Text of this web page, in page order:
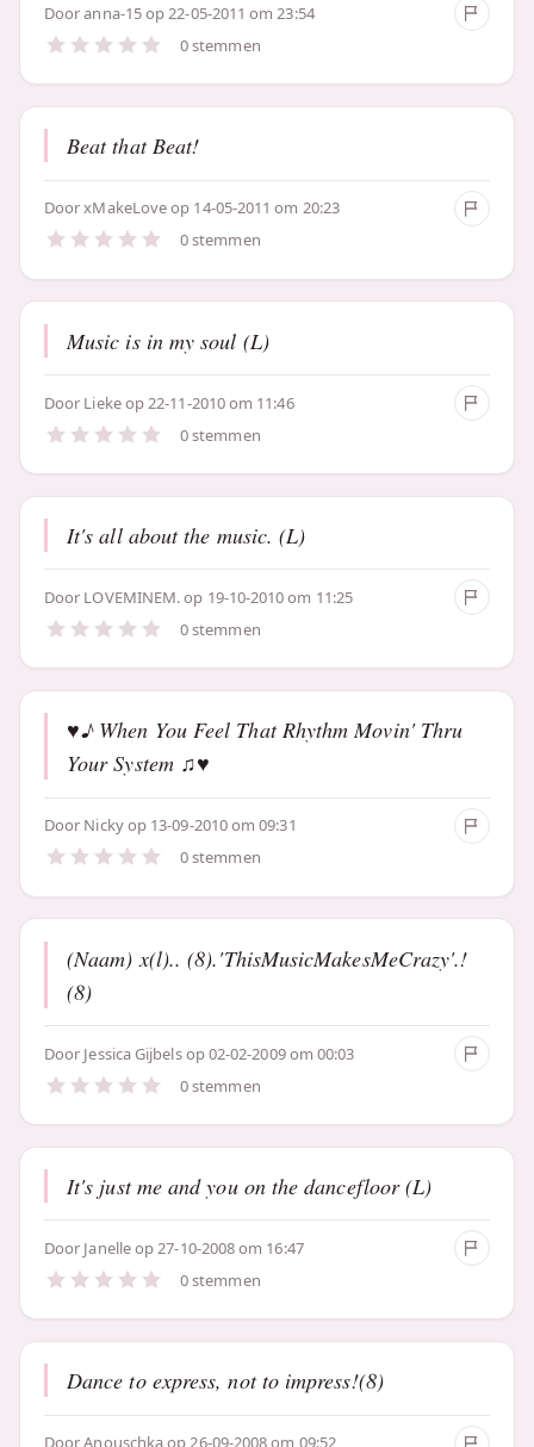
Dooranna-15op 22-05-2011 om 23:54
0 stemmen
Beat that Beat!
DoorxMakeLoveop 14-05-2011 om 20:23
0 stemmen
Music is in my soul (L)
Door Liekeop 22-11-2010 om 11:46
0 stemmen
It's all about the music. (L)
Door LOVEMINEM.op 19-10-2010 om 11:25
0 stemmen
♥♪ When You Feel That Rhythm Movin' Thru
Your System ♫♥
Door Nickyop 13-09-2010 om 09:31
0 stemmen
(Naam) x(l).. (8).'ThisMusicMakesMeCrazy'.!
(8)
Door Jessica Gijbelsop 02-02-2009 om 00:03
0 stemmen
It's just me and you on the dancefloor (L)
Door Janelleop 27-10-2008 om 16:47
0 stemmen
Dance to express, not to impress!(8)
DoorAnouschkaop 26-09-2008 om 09:52